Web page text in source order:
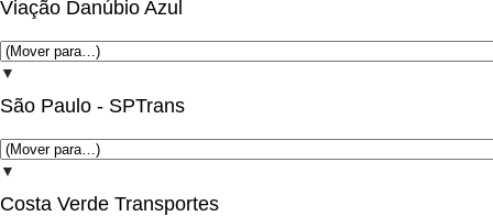
Viação Danúbio Azul
▼
São Paulo - SPTrans
▼
Costa Verde Transportes